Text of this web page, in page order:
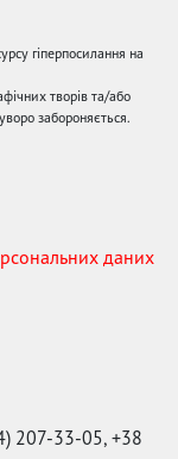
гіперпосилання на
творів та/або
забороняється.
даних
207-33-05, +38